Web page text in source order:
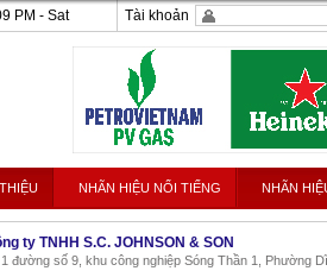
PM - Sat Tài khoản
NHÃN HIỆU NỔI TIẾNG NHÃN
ty TNHH S.C. JOHNSON & SON
1 đường số 9, khu công nghiệp Sóng Thần 1, Phường